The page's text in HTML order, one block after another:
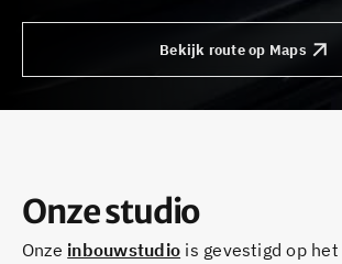
Bekijk route op Maps
Onze studio
Onze inbouwstudio is gevestigd op het